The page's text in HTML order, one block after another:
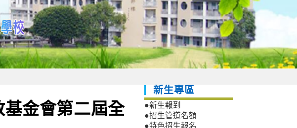
基金會第二屆全
新生專區
●新生報到
●招生管道名額
●特色招生報名